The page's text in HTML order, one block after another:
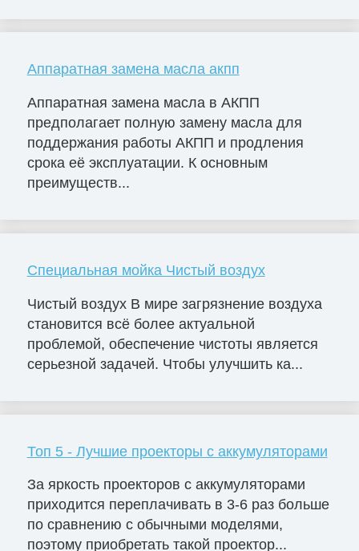
Аппаратная замена масла акпп
Аппаратная замена масла в АКПП
предполагает полную замену масла для
поддержания работы АКПП и продления
срока её эксплуатации. К основным
преимуществ...
Специальная мойка Чистый воздух
Чистый воздух В мире загрязнение воздуха
становится всё более актуальной
проблемой, обеспечение чистоты является
серьезной задачей. Чтобы улучшить ка...
Топ 5 - Лучшие проекторы с аккумуляторами
За яркость проекторов с аккумуляторами
приходится переплачивать в 3-6 раз больше
по сравнению с обычными моделями,
поэтому приобретать такой проектор...